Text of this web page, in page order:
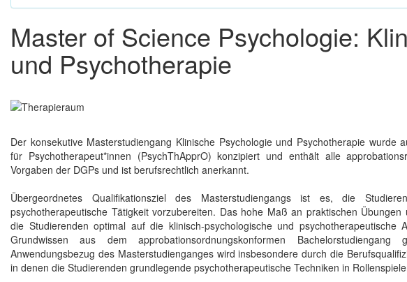
Master of Science Psychologie:
und Psychotherapie
Der konsekutive Masterstudiengang Klinische Psychologie und Psychotherapie wurde
für Psychotherapeut*innen (PsychThApprO) konzipiert und enthält alle
Vorgaben der DGPs und ist berufsrechtlich anerkannt.
Übergeordnetes Qualifikationsziel des Masterstudiengangs ist es, die
psychotherapeutische Tätigkeit vorzubereiten. Das hohe Maß an praktischen
die Studierenden optimal auf die klinisch-psychologische und psychotherapeutische
Grundwissen aus dem approbationsordnungskonformen
Anwendungsbezug des Masterstudienganges wird insbesondere durch die
in denen die Studierenden grundlegende psychotherapeutische Techniken in